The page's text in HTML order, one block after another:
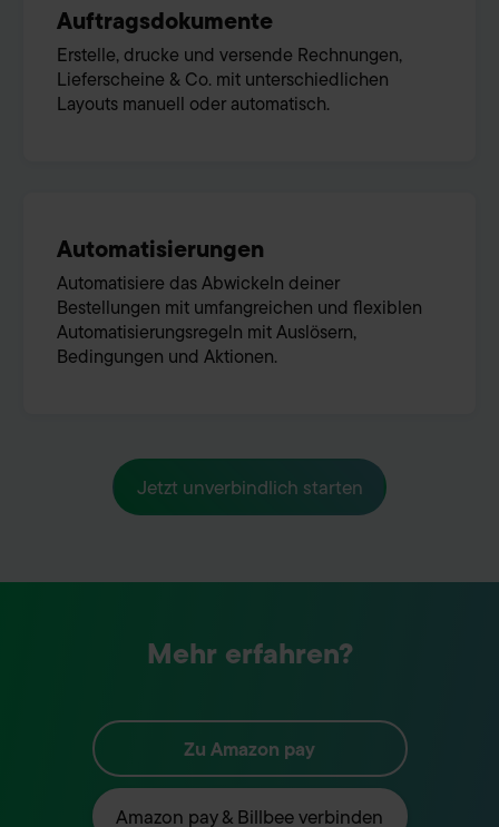
Auftragsdokumente
Erstelle, drucke und versende Rechnungen,
Lieferscheine & Co. mit unterschiedlichen
Layouts manuell oder automatisch.
Automatisierungen
Automatisiere das Abwickeln deiner
Bestellungen mit umfangreichen und flexiblen
Automatisierungsregeln mit Auslösern,
Bedingungen und Aktionen.
Jetzt unverbindlich starten
Mehr erfahren?
ZuAmazon pay
Amazon pay& Billbee verbinden